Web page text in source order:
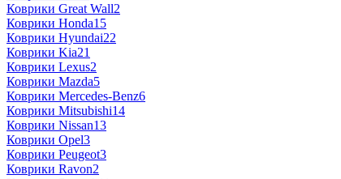
Коврики Great Wall2
Коврики Honda15
Коврики Hyundai22
Коврики Kia21
Коврики Lexus2
Коврики Mazda5
Коврики Mercedes-Benz6
Коврики Mitsubishi14
Коврики Nissan13
Коврики Opel3
Коврики Peugeot3
Коврики Ravon2